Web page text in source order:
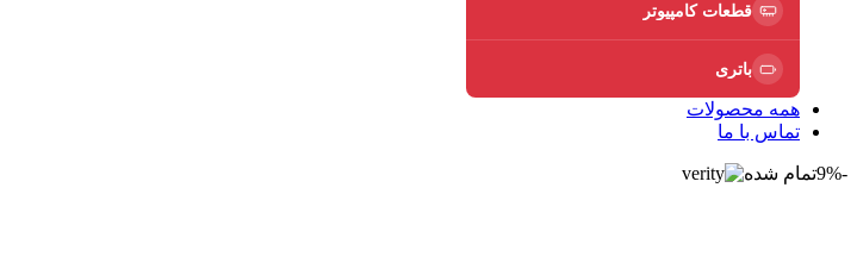
قطعات کامپیوتر
باتری
همه محصولات
تماس با ما
-9% تمام شده